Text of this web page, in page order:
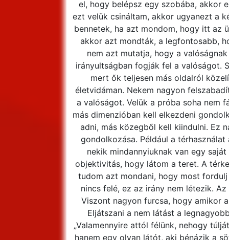
el, hogy belépsz egy szobába, akkor
ezt velük csináltam, akkor ugyanezt a
bennetek, ha azt mondom, hogy itt az
akkor azt mondták, a legfontosabb,
nem azt mutatja, hogy a
irányultságban fogják fel a valóságot.
mert ők teljesen más oldalról
életvidáman. Nekem nagyon
a valóságot. Velük a próba soha nem
más dimenzióban kell elkezdeni
adni, más közegből kell kiindulni. Ez
gondolkozása. Például a
nekik mindannyiuknak van egy
objektivitás, hogy látom a teret. A
tudom azt mondani, hogy most
nincs felé, ez az irány nem létezik.
Viszont nagyon furcsa, hogy amikor
Eljátszani a nem látást a
„Valamennyire attól félünk, nehogy
hanem egy olyan látót, aki bénázik a